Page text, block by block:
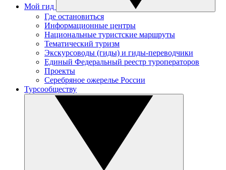
Мой гид
Где остановиться
Информационные центры
Национальные туристские маршруты
Тематический туризм
Экскурсоводы (гиды) и гиды-переводчики
Единый Федеральный реестр туроператоров
Проекты
Серебряное ожерелье России
Турсообществу